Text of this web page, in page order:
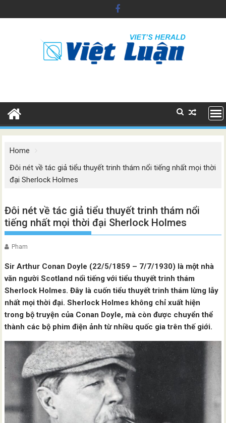
to
Home
Đôi nét về tác giả tiểu thuyết trinh thám nổi tiếng nhất mọi thời
đại Sherlock Holmes
Đôi nét về tác giả tiểu thuyết trinh thám nổi
tiếng nhất mọi thời đại Sherlock Holmes
Pham
Sir Arthur Conan Doyle (22/5/1859 – 7/7/1930) là một nhà
văn người Scotland nổi tiếng với tiểu thuyết trinh thám
Sherlock Holmes. Đây là cuốn tiểu thuyết trinh thám lừng lẫy
nhất mọi thời đại. Sherlock Holmes không chỉ xuất hiện
trong bộ truyện của Conan Doyle, mà còn được chuyển thể
thành các bộ phim điện ảnh từ nhiều quốc gia trên thế giới.